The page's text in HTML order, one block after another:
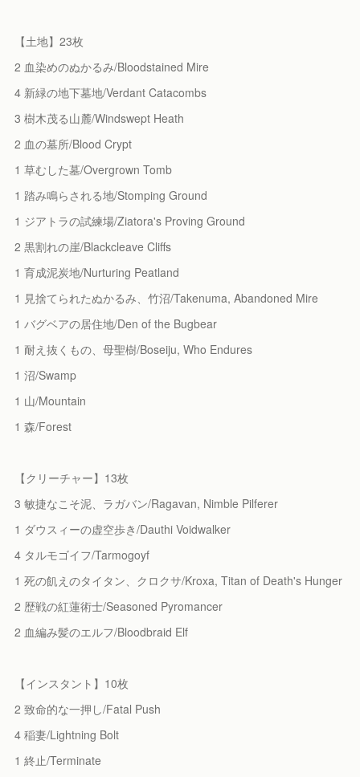
【土地】23枚
2 血染めのぬかるみ/Bloodstained Mire
4 新緑の地下墓地/Verdant Catacombs
3 樹木茂る山麓/Windswept Heath
2 血の墓所/Blood Crypt
1 草むした墓/Overgrown Tomb
1 踏み鳴らされる地/Stomping Ground
1 ジアトラの試練場/Ziatora's Proving Ground
2 黒割れの崖/Blackcleave Cliffs
1 育成泥炭地/Nurturing Peatland
1 見捨てられたぬかるみ、竹沼/Takenuma, Abandoned Mire
1 バグベアの居住地/Den of the Bugbear
1 耐え抜くもの、母聖樹/Boseiju, Who Endures
1 沼/Swamp
1 山/Mountain
1 森/Forest
【クリーチャー】13枚
3 敏捷なこそ泥、ラガバン/Ragavan, Nimble Pilferer
1 ダウスィーの虚空歩き/Dauthi Voidwalker
4 タルモゴイフ/Tarmogoyf
1 死の飢えのタイタン、クロクサ/Kroxa, Titan of Death's Hunger
2 歴戦の紅蓮術士/Seasoned Pyromancer
2 血編み髪のエルフ/Bloodbraid Elf
【インスタント】10枚
2 致命的な一押し/Fatal Push
4 稲妻/Lightning Bolt
1 終止/Terminate